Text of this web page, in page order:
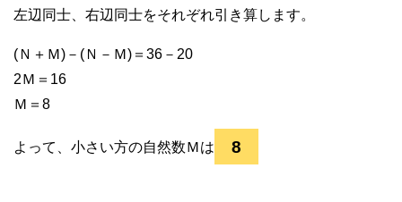
左辺同士、右辺同士をそれぞれ引き算します。
(Ｎ＋Ｍ)－(Ｎ－Ｍ)＝36－20
2Ｍ＝16
Ｍ＝8
よって、小さい方の自然数Ｍは 8